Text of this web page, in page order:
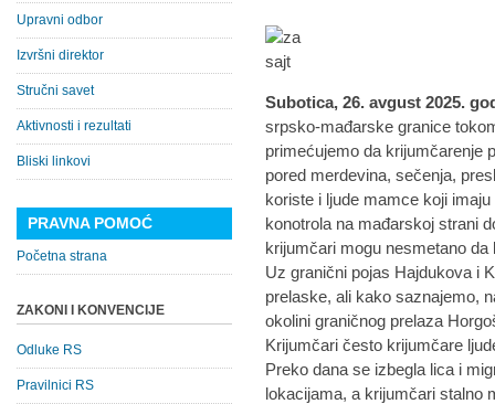
Subotica, 26. avgust 2025.
srpsko-mađarske granice
primećujemo da krijumčarenje
pored merdevina, sečenja,
koriste i ljude mamce koji
konotrola na mađarskoj strani
krijumčari mogu nesmetano
Uz granični pojas Hajdukova i
prelaske, ali kako saznajemo,
okolini graničnog prelaza
Krijumčari često krijumčare
Preko dana se izbegla lica i
lokacijama, a krijumčari stalno
Upravni odbor
Izvršni direktor
Stručni savet
Aktivnosti i rezultati
Bliski linkovi
PRAVNA POMOĆ
Početna strana
ZAKONI I KONVENCIJE
Odluke RS
Pravilnici RS